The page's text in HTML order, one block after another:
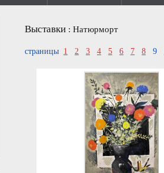
Выставки : Натюрморт
страницы 1 2 3 4 5 6 7 8 9